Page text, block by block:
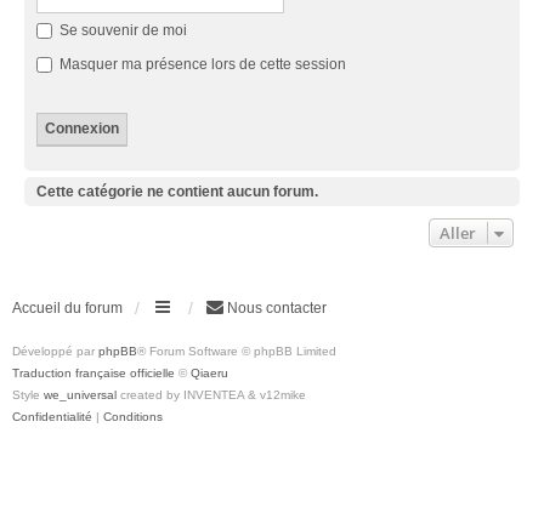
Se souvenir de moi
Masquer ma présence lors de cette session
Cette catégorie ne contient aucun forum.
Aller
Accueil du forum Nous contacter
Développé par phpBB® Forum Software © phpBB Limited
Traduction française officielle © Qiaeru
Style we_universal created by INVENTEA & v12mike
Confidentialité | Conditions